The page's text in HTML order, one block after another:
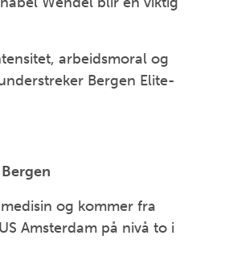
arbeidsmoral og
Bergen Elite-
og kommer fra
Amsterdam på nivå to i